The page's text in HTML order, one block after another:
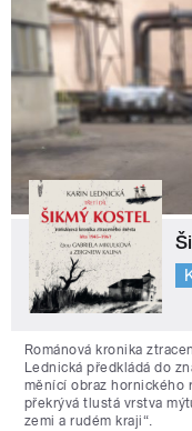
Románová kronika
Lednická předkládá do
měnící obraz hornického
překrývá tlustá vrstva
zemi a rudém kraji“.